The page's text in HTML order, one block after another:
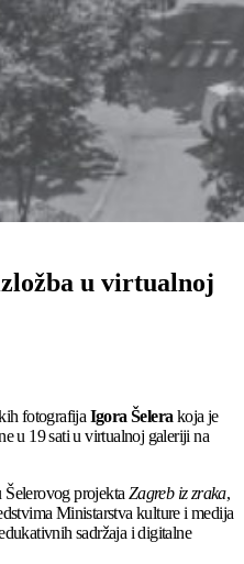
u virtualnoj
fotografija Igora Šelera koja je
u 19 sati u virtualnoj galeriji na
projekta Zagreb iz zraka,
Ministarstva kulture i medija
sadržaja i digitalne